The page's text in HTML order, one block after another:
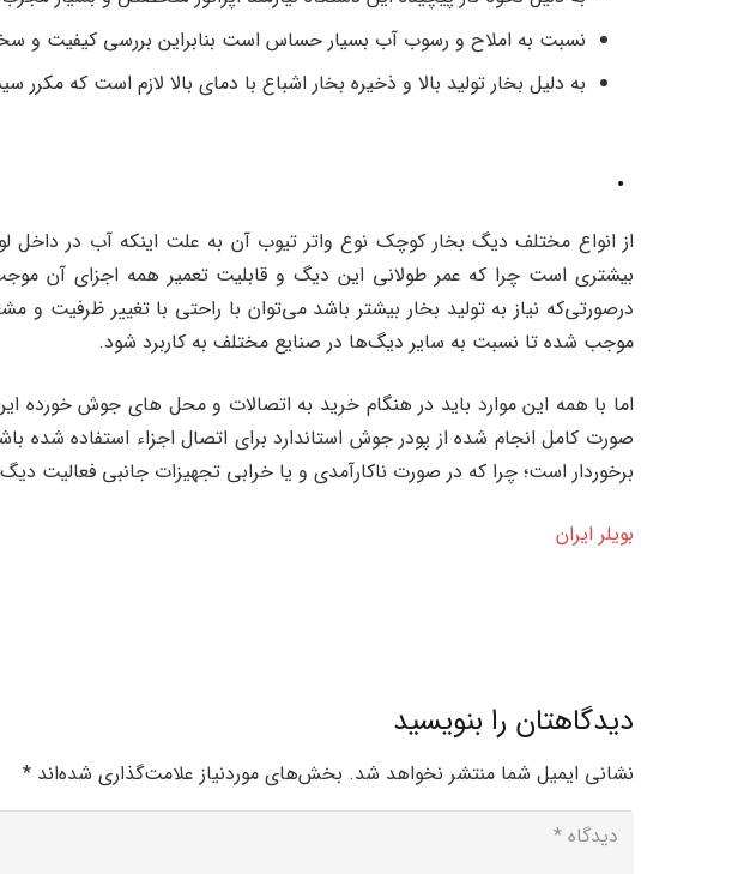
نسبت به املاح و رسوب آب بسیار حساس است بنابراین بررسی کیفیت و
به دلیل بخار تولید بالا و ذخیره بخار اشباع با دمای بالا لازم است که
.
از انواع مختلف دیگ‌ بخار کوچک نوع واتر تیوب آن به علت اینکه آب در داخل
بیشتری است چرا که عمر طولانی این دیگ و قابلیت تعمیر همه اجزای آن
درصورتی‌که نیاز به تولید بخار بیشتر باشد می‌توان با راحتی با تغییر ظرفیت و
موجب شده تا نسبت به سایر دیگ‌ها در صنایع مختلف به کاربرد شود.
اما با همه این موارد باید در هنگام خرید به اتصالات و محل های جوش
صورت کامل انجام شده از پودر جوش استاندارد برای اتصال اجزاء استفاده شده
برخوردار است؛ چرا که در صورت ناکارآمدی و یا خرابی تجهیزات جانبی فعالیت
بویلر ایران
دیدگاهتان را بنویسید
نشانی ایمیل شما منتشر نخواهد شد. بخش‌های موردنیاز علامت‌گذاری شده‌اند *